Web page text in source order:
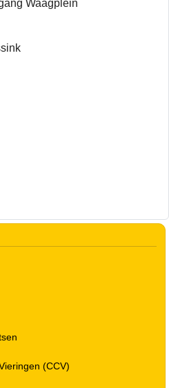
Waagplein
(CCV)